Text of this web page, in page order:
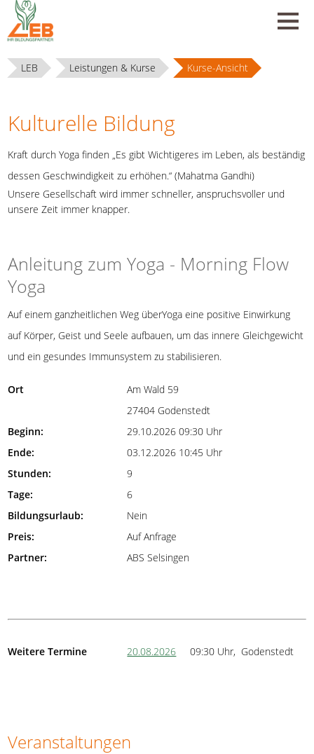
LEB Leistungen & Kurse Kurse-Ansicht
Kulturelle Bildung
Kraft durch Yoga finden „Es gibt Wichtigeres im Leben, als beständig
dessen Geschwindigkeit zu erhöhen.“ (Mahatma Gandhi)
Unsere Gesellschaft wird immer schneller, anspruchsvoller und
unsere Zeit immer knapper.
Anleitung zum Yoga - Morning Flow
Yoga
Auf einem ganzheitlichen Weg überYoga eine positive Einwirkung
auf Körper, Geist und Seele aufbauen, um das innere Gleichgewicht
und ein gesundes Immunsystem zu stabilisieren.
Ort
Am Wald 59
27404 Godenstedt
Beginn:
29.10.2026 09:30 Uhr
Ende:
03.12.2026 10:45 Uhr
Stunden:
9
Tage:
6
Bildungsurlaub:
Nein
Preis:
Auf Anfrage
Partner:
ABS Selsingen
Weitere Termine 20.08.2026 09:30 Uhr, Godenstedt
Veranstaltungen